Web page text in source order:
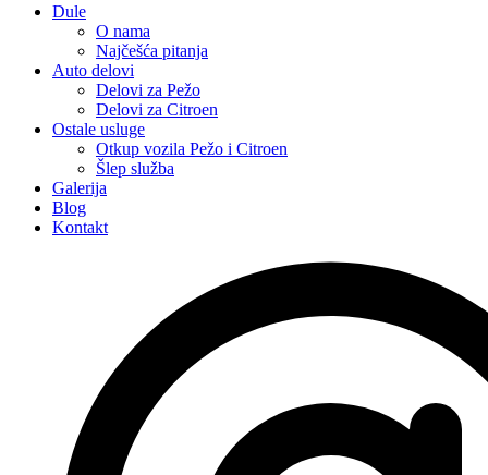
Dule
O nama
Najčešća pitanja
Auto delovi
Delovi za Pežo
Delovi za Citroen
Ostale usluge
Otkup vozila Pežo i Citroen
Šlep služba
Galerija
Blog
Kontakt